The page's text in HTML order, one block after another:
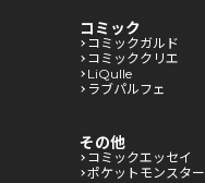
コミック
コミックガルド
コミッククリエ
LiQulle
ラブパルフェ
その他
コミックエッセイ
ポケットモンスター